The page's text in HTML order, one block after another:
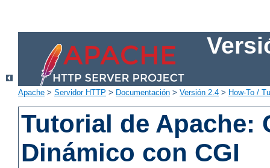
Apache > Servidor HTTP > Documentación > Versión 2.4 > How-To /
Tutorial de Apache:
Dinámico con CGI